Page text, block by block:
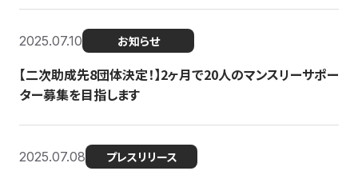
2025.07.10 お知らせ
【二次助成先8団体決定！】2ヶ月で20人のマンスリーサポー
ター募集を目指します
2025.07.08 プレスリリース